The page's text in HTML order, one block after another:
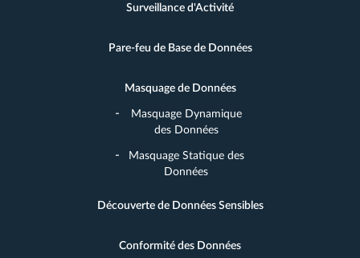
Surveillance d'Activité
Pare-feu de Base de Données
Masquage de Données
Masquage Dynamique
des Données
Masquage Statique des
Données
Découverte de Données Sensibles
Conformité des Données